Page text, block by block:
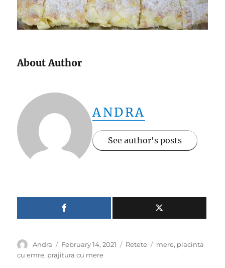
About Author
ANDRA
See author's posts
Author
Andra
Posted
on
February 14, 2021 Categories
Retete Tags
mere, placinta
cu emre, prajitura cu mere